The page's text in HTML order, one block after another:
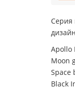
Серия
Apollo
Moon
Space
Black